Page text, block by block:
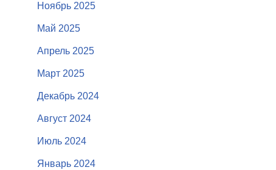
Ноябрь 2025
Май 2025
Апрель 2025
Март 2025
Декабрь 2024
Август 2024
Июль 2024
Январь 2024